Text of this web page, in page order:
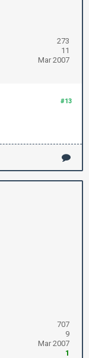
273
11
Mar 2007
#13
707
9
Mar 2007
1